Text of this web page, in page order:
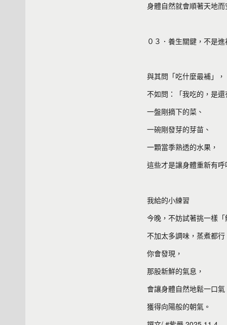
身體自然就會順著天地而
０３．養生關鍵，不是
與其問「吃什麼最補」，
不如問：「我吃的，是
一盤剛摘下的菜、
一碗剛發芽的芽苗、
一顆當季熟透的水果，
這些才是讓身體重新有
我給的小練習
今晚，不妨試著挑一樣
不加太多調味，蒸煮都行
你會發現，
那股新鮮的氣息，
會讓身體自然地鬆一口氣
獲得向陽般的朝氣。